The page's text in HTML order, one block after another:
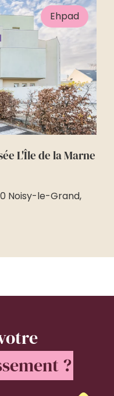
Ehpad
L'Île de la Marne
Noisy-le-Grand,
?